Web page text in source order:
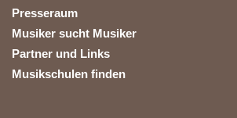
Presseraum
Musiker sucht Musiker
Partner und Links
Musikschulen finden